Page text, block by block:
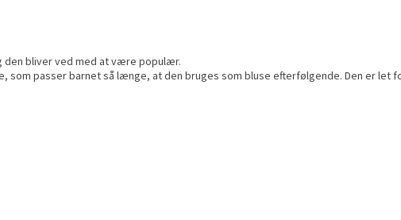
den bliver ved med at være populær.
passer barnet så længe, at den bruges som bluse efterfølgende. Den er let